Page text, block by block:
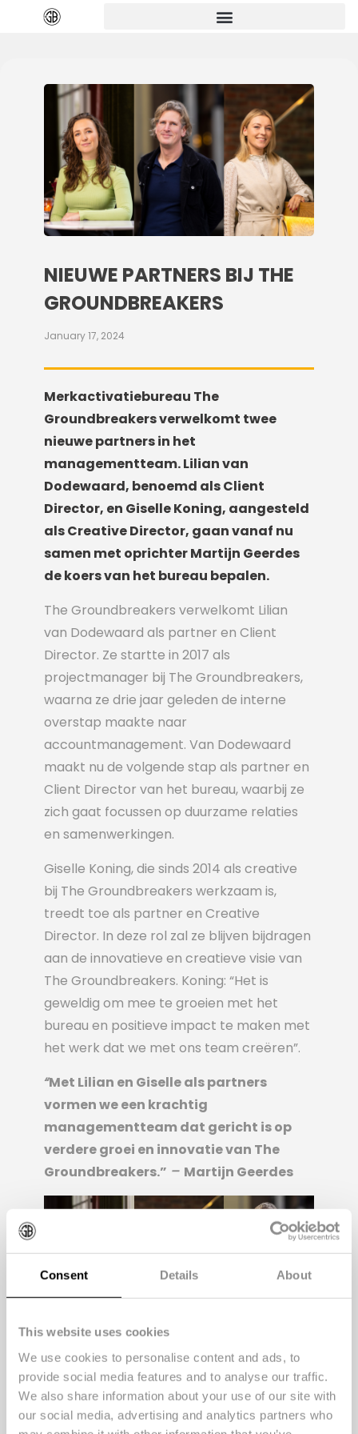
Consent Details About
This website uses cookies
We use cookies to personalise content and ads, to
provide social media features and to analyse our traffic.
We also share information about your use of our site with
our social media, advertising and analytics partners who
NIEUWE PARTNERS BIJ THE
GROUNDBREAKERS
January 17, 2024
Merkactivatiebureau The
Groundbreakers verwelkomt twee
nieuwe partners in het
managementteam. Lilian van
Dodewaard, benoemd als Client
Director, en Giselle Koning, aangesteld
als Creative Director, gaan vanaf nu
samen met oprichter Martijn Geerdes
de koers van het bureau bepalen.
The Groundbreakers verwelkomt Lilian
van Dodewaard als partner en Client
Director. Ze startte in 2017 als
projectmanager bij The Groundbreakers,
waarna ze drie jaar geleden de interne
overstap maakte naar
accountmanagement. Van Dodewaard
maakt nu de volgende stap als partner en
Client Director van het bureau, waarbij ze
zich gaat focussen op duurzame relaties
en samenwerkingen.
Giselle Koning, die sinds 2014 als creative
bij The Groundbreakers werkzaam is,
treedt toe als partner en Creative
Director. In deze rol zal ze blijven bijdragen
aan de innovatieve en creatieve visie van
The Groundbreakers. Koning: “Het is
geweldig om mee te groeien met het
bureau en positieve impact te maken met
het werk dat we met ons team creëren”.
“Met Lilian en Giselle als partners
vormen we een krachtig
managementteam dat gericht is op
verdere groei en innovatie van The
Groundbreakers.” – Martijn Geerdes
Lilian van
Dodewaard
Giselle Koning
Geerdes
Martijn Geerdes, oprichter van het
merkactivatiebureau, is optimistisch over
de toekomst: “Met Lilian en Giselle als